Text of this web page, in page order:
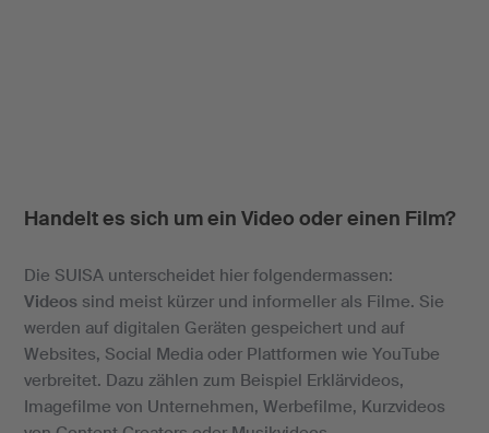
Handelt es sich um ein Video oder einen Film?
Die SUISA unterscheidet hier folgendermassen:
Videossind meist kürzer und informeller als Filme. Sie
werden auf digitalen Geräten gespeichert und auf
Websites, Social Media oder Plattformen wie YouTube
verbreitet. Dazu zählen zum Beispiel Erklärvideos,
Imagefilme von Unternehmen, Werbefilme, Kurzvideos